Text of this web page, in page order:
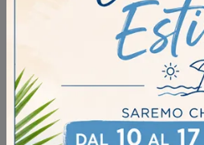
I più visti a :